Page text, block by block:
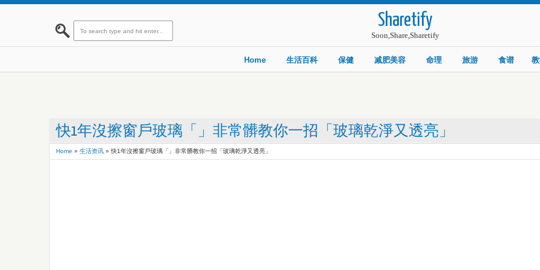
Sharetify
Soon,Share,Sharetify
Home 生活百科 保健 减肥美容 命理 旅游 食谱
快1年沒擦窗戶玻璃「」非常髒教你一招「玻璃乾淨又透亮」
Home » 生活资讯 » 快1年沒擦窗戶玻璃「」非常髒教你一招「玻璃乾淨又透亮」